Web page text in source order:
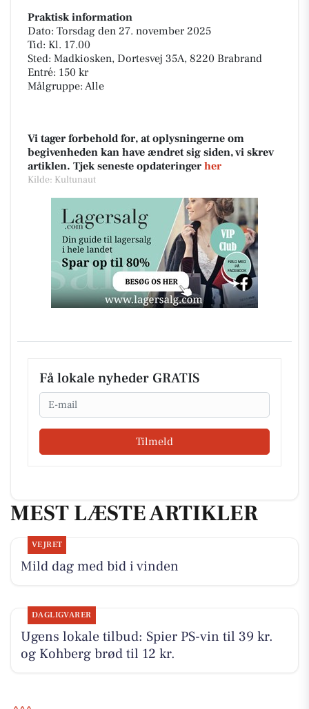
Praktisk information
Dato: Torsdag den 27. november 2025
Tid: Kl. 17.00
Sted: Madkiosken, Dortesvej 35A, 8220 Brabrand
Entré: 150 kr
Målgruppe: Alle
Vi tager forbehold for, at oplysningerne om
begivenheden kan have ændret sig siden, vi skrev
artiklen. Tjek seneste opdateringer her
Kilde: Kultunaut
Få lokale nyheder GRATIS
Email
Tilmeld
MEST LÆSTE ARTIKLER
VEJRET
Mild dag med bid i vinden
DAGLIGVARER
Ugens lokale tilbud: Spier PS-vin til 39 kr.
og Kohberg brød til 12 kr.